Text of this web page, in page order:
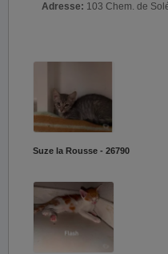
Adresse: 103 Chem. de
Suze la Rousse - 26790